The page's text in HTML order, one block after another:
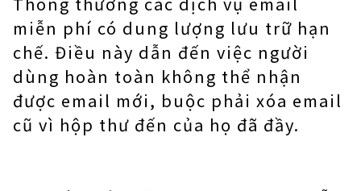
miễn phí có dung lượng lưu trữ hạn
chế. Điều này dẫn đến việc người
dùng hoàn toàn không thể nhận
được email mới, buộc phải xóa email
cũ vì hộp thư đến của họ đã đầy.